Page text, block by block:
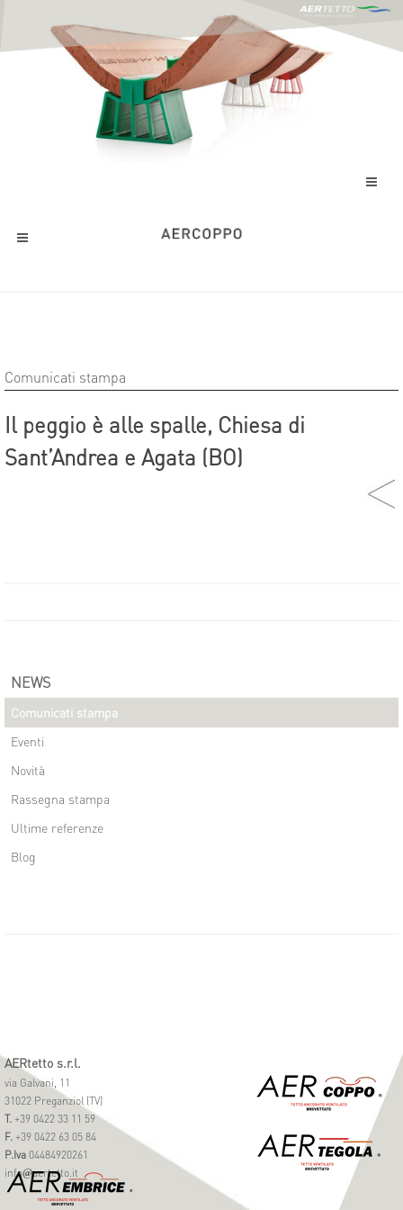
Comunicati stampa
Il peggio è alle spalle, Chiesa di
Sant’Andrea e Agata (BO)
NEWS
Comunicati stampa
Eventi
Novità
Rassegna stampa
Ultime referenze
Blog
AERtetto s.r.l.
via Galvani, 11
31022 Preganziol (TV)
T. +39 0422 33 11 59
F. +39 0422 63 05 84
P.Iva 04484920261
info@aertetto.it